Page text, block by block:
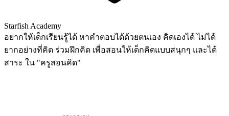
Starfish Academy
อยากให้เด็กเรียนรู้ได้ หาคำตอบได้ด้วยตนเอง คิดเองได้ ไม่ได้
ยากอย่างที่คิด ร่วมฝึกคิด เพื่อสอนให้เด็กคิดแบบสนุกๆ และได้
สาระ ใน "ครูสอนคิด"